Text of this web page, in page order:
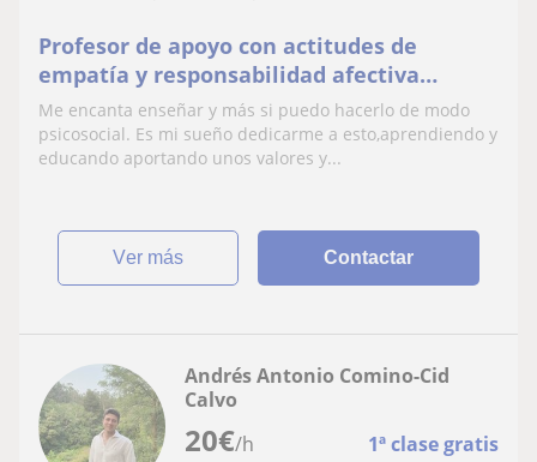
Profesor de apoyo con actitudes de
empatía y responsabilidad afectiva
principalmente
Me encanta enseñar y más si puedo hacerlo de modo
psicosocial. Es mi sueño dedicarme a esto,aprendiendo y
educando aportando unos valores y...
ver más Contactar
20€/h 1ª clase gratis
Andrés Antonio Comino-Cid
Calvo